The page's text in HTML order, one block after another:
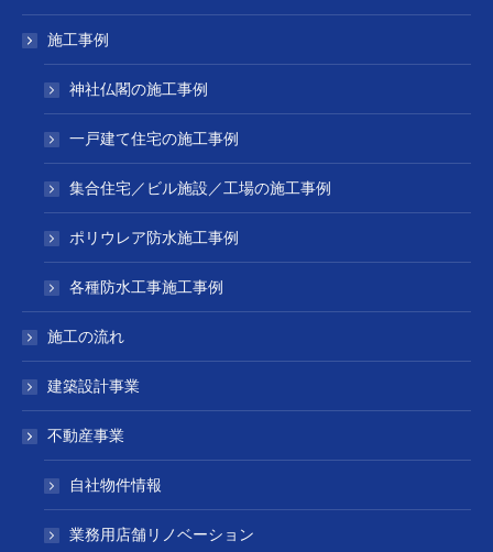
施工事例
神社仏閣の施工事例
一戸建て住宅の施工事例
集合住宅／ビル施設／工場の施工事例
ポリウレア防水施工事例
各種防水工事施工事例
施工の流れ
建築設計事業
不動産事業
自社物件情報
業務用店舗リノベーション